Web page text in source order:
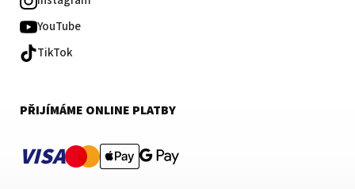
YouTube
TikTok
PŘIJÍMÁME ONLINE PLATBY
VISA